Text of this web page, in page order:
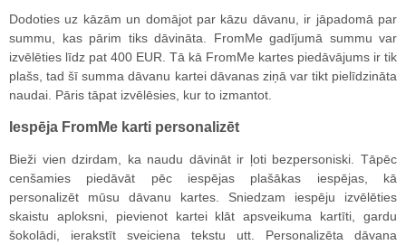
Dodoties uz kāzām un domājot par kāzu dāvanu, ir jāpadomā par
summu, kas pārim tiks dāvināta. FromMe gadījumā summu var
izvēlēties līdz pat 400 EUR. Tā kā FromMe kartes piedāvājums ir tik
plašs, tad šī summa dāvanu kartei dāvanas ziņā var tikt pielīdzināta
naudai. Pāris tāpat izvēlēsies, kur to izmantot.
Iespēja FromMe karti personalizēt
Bieži vien dzirdam, ka naudu dāvināt ir ļoti bezpersoniski. Tāpēc
cenšamies piedāvāt pēc iespējas plašākas iespējas, kā
personalizēt mūsu dāvanu kartes. Sniedzam iespēju izvēlēties
skaistu aploksni, pievienot kartei klāt apsveikuma kartīti, gardu
šokolādi, ierakstīt sveiciena tekstu utt. Personalizēta dāvana